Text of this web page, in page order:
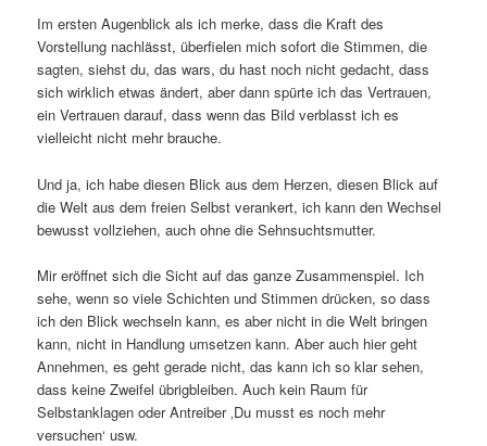
Im ersten Augenblick als ich merke, dass die Kraft des
Vorstellung nachlässt, überfielen mich sofort die Stimmen, die
sagten, siehst du, das wars, du hast noch nicht gedacht, dass
sich wirklich etwas ändert, aber dann spürte ich das Vertrauen,
ein Vertrauen darauf, dass wenn das Bild verblasst ich es
vielleicht nicht mehr brauche.
Und ja, ich habe diesen Blick aus dem Herzen, diesen Blick auf
die Welt aus dem freien Selbst verankert, ich kann den Wechsel
bewusst vollziehen, auch ohne die Sehnsuchtsmutter.
Mir eröffnet sich die Sicht auf das ganze Zusammenspiel. Ich
sehe, wenn so viele Schichten und Stimmen drücken, so dass
ich den Blick wechseln kann, es aber nicht in die Welt bringen
kann, nicht in Handlung umsetzen kann. Aber auch hier geht
Annehmen, es geht gerade nicht, das kann ich so klar sehen,
dass keine Zweifel übrigbleiben. Auch kein Raum für
Selbstanklagen oder Antreiber ‚Du musst es noch mehr
versuchen‘ usw.